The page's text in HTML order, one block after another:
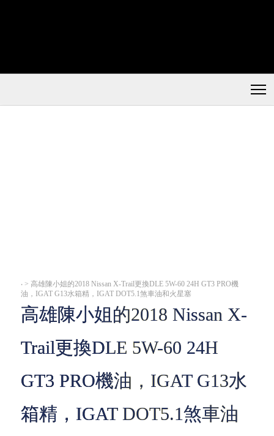
‧ > 高雄陳小姐的2018 Nissan X-Trail更換DLE 5W-60 24H GT3 PRO機
油，IGAT G13水箱精，IGAT DOT5.1煞車油和火星塞
高雄陳小姐的2018 Nissan X-
Trail更換DLE 5W-60 24H
GT3 PRO機油，IGAT G13水
箱精，IGAT DOT5.1煞車油